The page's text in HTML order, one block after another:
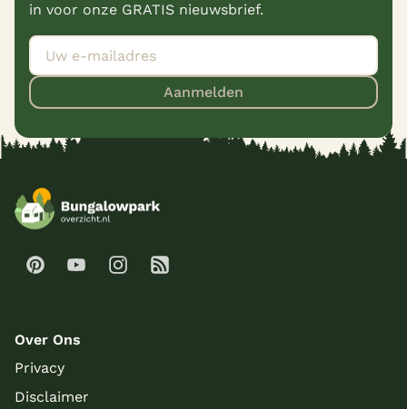
in voor onze GRATIS nieuwsbrief.
Aanmelden
Over Ons
Privacy
Disclaimer